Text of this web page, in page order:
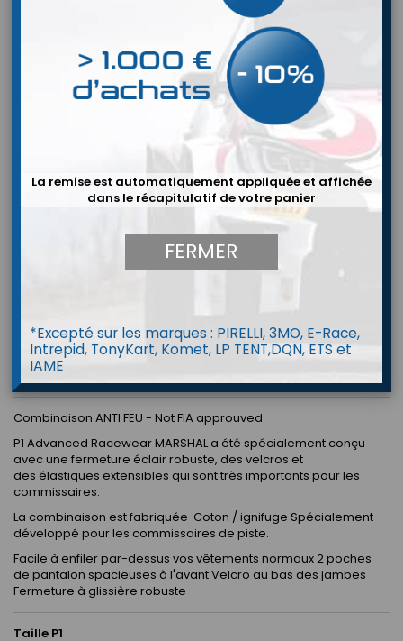
Combinaison P1 MARSHAL
Combinaison ANTI FEU - Not FIA approuved
P1 Advanced Racewear MARSHAL a été spécialement conçu
avec une fermeture éclair robuste, des velcros et
des élastiques extensibles qui sont très importants pour les
commissaires.
La combinaison est fabriquée Coton / ignifuge Spécialement
développé pour les commissaires de piste.
Facile à enfiler par-dessus vos vêtements normaux 2 poches
de pantalon spacieuses à l'avant Velcro au bas des jambes
Fermeture à glissière robuste
Taille P1
La remise est automatiquement appliquée et affichée
dans le récapitulatif de votre panier
FERMER
*Excepté sur les marques : PIRELLI, 3MO, E-Race,
Intrepid, TonyKart, Komet, LP TENT,DQN, ETS et
IAME